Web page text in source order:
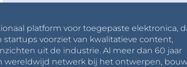
platform voor toegepaste elektronica,
startups voorziet van kwalitatieve content,
uit de industrie. Al meer dan 60 jaar
wereldwijd netwerk bij het ontwerpen,